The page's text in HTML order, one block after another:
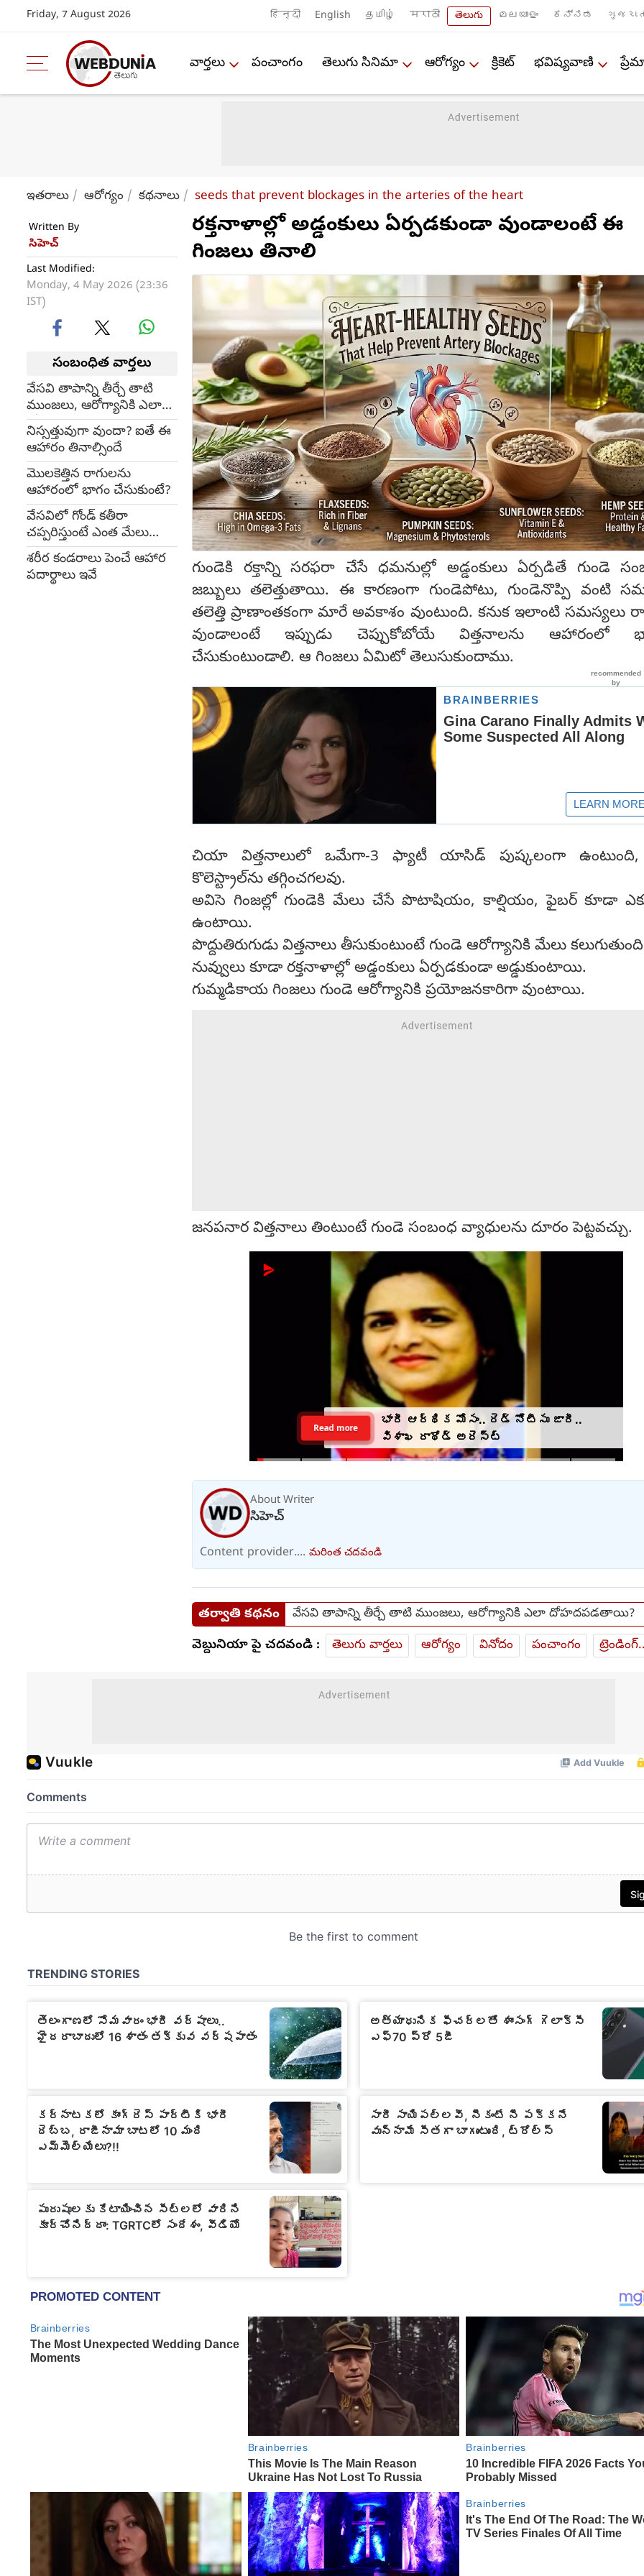
Friday, 7 August 2026 हिन्दी English தமிழ் मराठी తెలుగు മലയാളം ಕನ್ನಡ
వార్తలు పంచాంగం తెలుగు సినిమా ఆరోగ్యం క్రికెట్ భవిష్యవాణి
ఇతరాలు ఆరోగ్యం కథనాలు seeds that prevent blockages in the arteries of the heart
Written By
సిహెచ్
Last Modified:
Monday, 4 May 2026 (23:36
IST)
సంబంధిత వార్తలు
వేసవి తాపాన్ని తీర్చే తాటి
ముంజలు, ఆరోగ్యానికి ఎలా
దోహదపడతాయి?
నిస్సత్తువుగా వుందా? ఐతే ఈ
ఆహారం తినాల్సిందే
మొలకెత్తిన రాగులను
ఆహారంలో భాగం చేసుకుంటే?
వేసవిలో గోండ్ కతీరా
చప్పరిస్తుంటే ఎంత మేలు
చేస్తుందో తెలుసా?
శరీర కండరాలు పెంచే ఆహార
పదార్థాలు ఇవే
రక్తనాళాల్లో అడ్డంకులు ఏర్పడకుండా వుండాలంటే ఈ
గింజలు తినాలి
గుండెకి రక్తాన్ని సరఫరా చేసే ధమనుల్లో అడ్డంకులు ఏర్పడితే గుండె
జబ్బులు తలెత్తుతాయి. ఈ కారణంగా గుండెపోటు, గుండెనొప్పి వంటి
తలెత్తి ప్రాణాంతకంగా మారే అవకాశం వుంటుంది. కనుక ఇలాంటి సమస్యలు
వుండాలంటే ఇప్పుడు చెప్పుకోబోయే విత్తనాలను ఆహారంలో
చేసుకుంటుండాలి. ఆ గింజలు ఏమిటో తెలుసుకుందాము.
చియా విత్తనాలులో ఒమేగా-3 ఫ్యాటీ యాసిడ్‌ పుష్కలంగా ఉంటుంది,
కొలెస్ట్రాల్‌ను తగ్గించగలవు.
అవిసె గింజల్లో గుండెకి మేలు చేసే పొటాషియం, కాల్షియం, ఫైబర్ కూడా
ఉంటాయి.
పొద్దుతిరుగుడు విత్తనాలు తీసుకుంటుంటే గుండె ఆరోగ్యానికి మేలు
నువ్వులు కూడా రక్తనాళాల్లో అడ్డంకులు ఏర్పడకుండా అడ్డుకుంటాయి.
గుమ్మడికాయ గింజలు గుండె ఆరోగ్యానికి ప్రయోజనకారిగా వుంటాయి.
జనపనార విత్తనాలు తింటుంటే గుండె సంబంధ వ్యాధులను దూరం పెట్టవచ్చు.
భారీ ఆర్థిక మోసం.. రెడ్ నోటీసు జారీ..
విశాఖ రాథోడ్‌‌ అరెస్ట్
Read more
About Writer
సిహెచ్
Content provider.... మరింత చదవండి
తర్వాతి కథనం వేసవి తాపాన్ని తీర్చే తాటి ముంజలు, ఆరోగ్యానికి ఎలా దోహదపడతాయి?
వెబ్దునియా పై చదవండి : తెలుగు వార్తలు ఆరోగ్యం వినోదం పంచాంగం ట్రెండింగ్..